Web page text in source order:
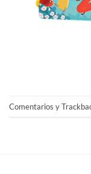
Comentarios y